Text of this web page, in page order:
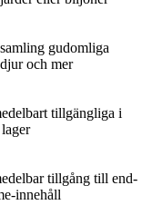
gudomliga
och mer
tillgängliga i
tillgång till end-
innehåll